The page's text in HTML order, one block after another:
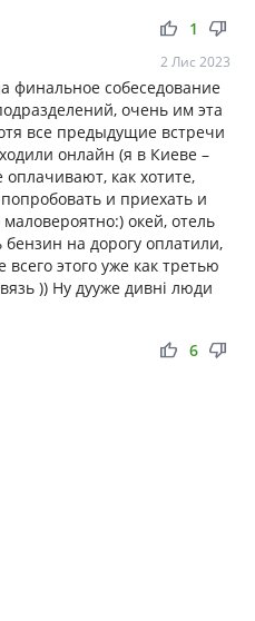
thumb_up thumb_down
1
2 Лис 2023
финальное собеседование
очень им эта
все предыдущие встречи
онлайн (я в Киеве –
как хотите,
и приехать и
маловероятно:) окей, отель
на дорогу оплатили,
этого уже как третью
)) Ну дууже дивні люди
thumb_up thumb_down
6